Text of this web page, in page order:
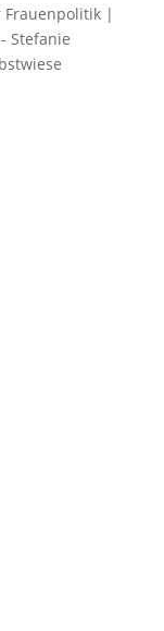
Frauenpolitik |
Stefanie